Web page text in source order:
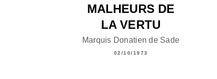
MALHEURS DE
LA VERTU
Marquis Donatien de Sade
02/10/1973